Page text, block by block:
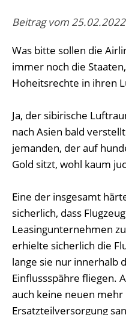
Beitrag vom
Was bitte sollen die
immer noch die
Hoheitsrechte in ihren
Ja, der sibirische
nach Asien bald
jemanden, der auf
Gold sitzt, wohl kaum
Eine der insgesamt
sicherlich, dass
Leasingunternehmen
erhielte sicherlich die
lange sie nur innerhalb
Einflussspähre fliegen.
auch keine neuen mehr
Ersatzteilversorgung